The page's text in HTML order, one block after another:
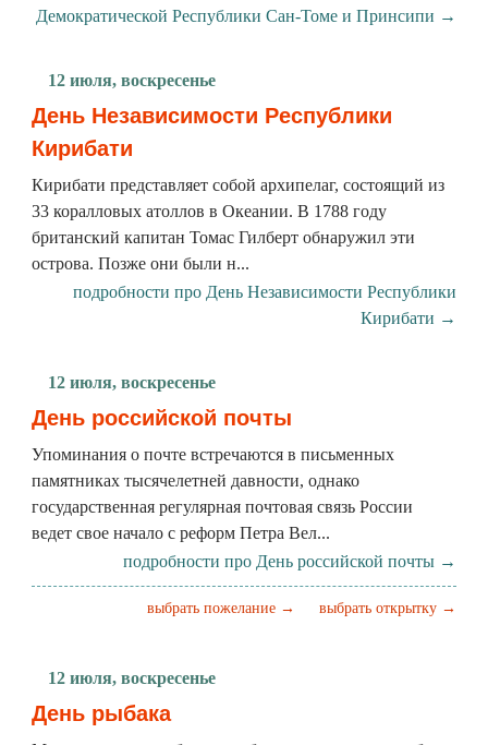
Демократической Республики Сан-Томе и Принсипи →
12 июля, воскресенье
День Независимости Республики
Кирибати
Кирибати представляет собой архипелаг, состоящий из
33 коралловых атоллов в Океании. В 1788 году
британский капитан Томас Гилберт обнаружил эти
острова. Позже они были н...
подробности про День Независимости Республики
Кирибати →
12 июля, воскресенье
День российской почты
Упоминания о почте встречаются в письменных
памятниках тысячелетней давности, однако
государственная регулярная почтовая связь России
ведет свое начало с реформ Петра Вел...
подробности про День российской почты →
выбрать открытку →
выбрать пожелание →
12 июля, воскресенье
День рыбака